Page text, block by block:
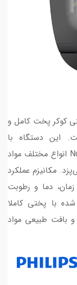
کوکر پخت کامل و
این دستگاه با
برخورداری از فناوری منحصربه‌فرد NutriFlavor انواع مختلف مواد
مکانیزم عملکرد
دما و رطوبت
با پختی کاملا
بافت طبیعی مواد